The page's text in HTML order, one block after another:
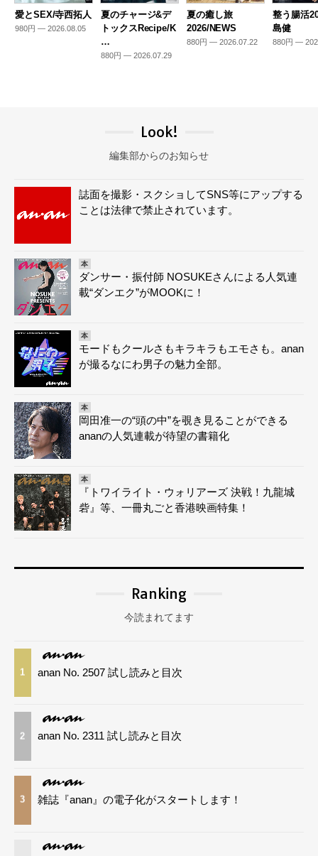
愛とSEX/寺西拓人
980円 — 2026.08.05
夏のチャージ&デ
トックスRecipe/K
…
880円 — 2026.07.29
夏の癒し旅
2026/NEWS
880円 — 2026.07.22
整う腸活
島健
880円 —
Look!
編集部からのお知らせ
誌面を撮影・スクショしてSNS等にアップする
ことは法律で禁止されています。
本
ダンサー・振付師 NOSUKEさんによる人気連
載“ダンエク”がMOOKに！
本
モードもクールさもキラキラもエモさも。anan
が撮るなにわ男子の魅力全部。
本
岡田准一の“頭の中”を覗き見ることができる
ananの人気連載が待望の書籍化
本
『トワイライト・ウォリアーズ 決戦！九龍城
砦』等、一冊丸ごと香港映画特集！
Ranking
今読まれてます
1 anan No. 2507 試し読みと目次
2 anan No. 2311 試し読みと目次
3 雑誌『anan』の電子化がスタートします！